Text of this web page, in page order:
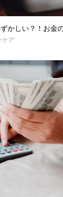
かしい？！お金
ケア